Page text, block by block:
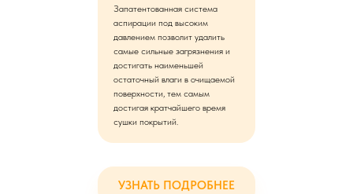
Запатентованная система
аспирации под высоким
давлением позволит удалить
самые сильные загрязнения и
достигать наименьшей
остаточный влаги в очищаемой
поверхности, тем самым
достигая кратчайшего время
сушки покрытий.
УЗНАТЬ ПОДРОБНЕЕ